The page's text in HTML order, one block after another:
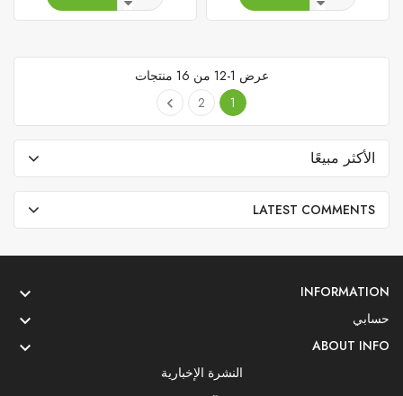
عرض 1-12 من 16 منتجات
1
2

الأكثر مبيعًا
LATEST COMMENTS
INFORMATION

حسابي 
ABOUT INFO

النشرة الإخبارية